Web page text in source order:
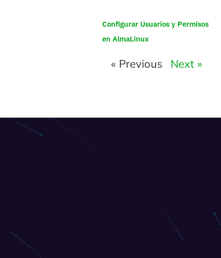
Configurar Usuarios y Permisos
en AlmaLinux
« Previous Next »